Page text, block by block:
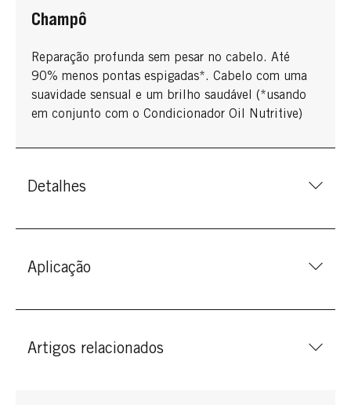
Champô
Reparação profunda sem pesar no cabelo. Até
90% menos pontas espigadas*. Cabelo com uma
suavidade sensual e um brilho saudável (*usando
em conjunto com o Condicionador Oil Nutritive)
Detalhes
Aplicação
Artigos relacionados